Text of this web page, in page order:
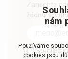
Zanechte
žádná
nám
Používáme
cookies jsou